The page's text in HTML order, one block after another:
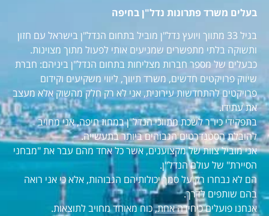
בעלים משרד פתרונות נדל"ן בחיפה
בגיל 33 מתווך ויועץ נדל"ן מוביל בתחום הנדל"ן בישראל עם חזון
ותשוקה בלתי מתפשרים שמניעים אותי לפעול מתוך מצוינות.
כבעלים של מספר חברות מצליחות בתחום הנדל"ן ביניהם: חברת
שיווק פרויקטים חדשים, משרד תיווך, ליווי משקיעים וקידום
פרויקטים להתחדשות עירונית, אני לא רק חלק מהשוק אלא מעצב
את עתידו.
בתפקידי כיו"ר לשכת מתווכי הנדל"ן במחוז חיפה, אני מחויב
להובלת הסטנדרטים הגבוהים ביותר בתעשייה.
אני מוביל צוות של מקצוענים, אשר כל אחד מהם עבר את "מבחני
הסיירת" של עולם הנדל"ן.
הם לא נבחרו רק על סמך יכולותיהם הגבוהות, אלא כי אני רואה
בהם שותפים לדרך.
אנחנו פועלים כיחידה אחת, כוח מאוחד מחויב לתוצאות.